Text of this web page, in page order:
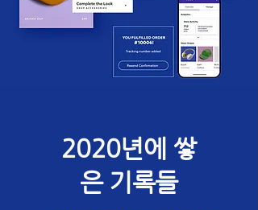
2020년에 쌓
은 기록들